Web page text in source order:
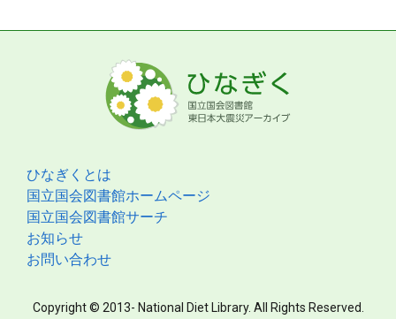
ひなぎくとは
国立国会図書館ホームページ
国立国会図書館サーチ
お知らせ
お問い合わせ
Copyright © 2013- National Diet Library. All Rights Reserved.